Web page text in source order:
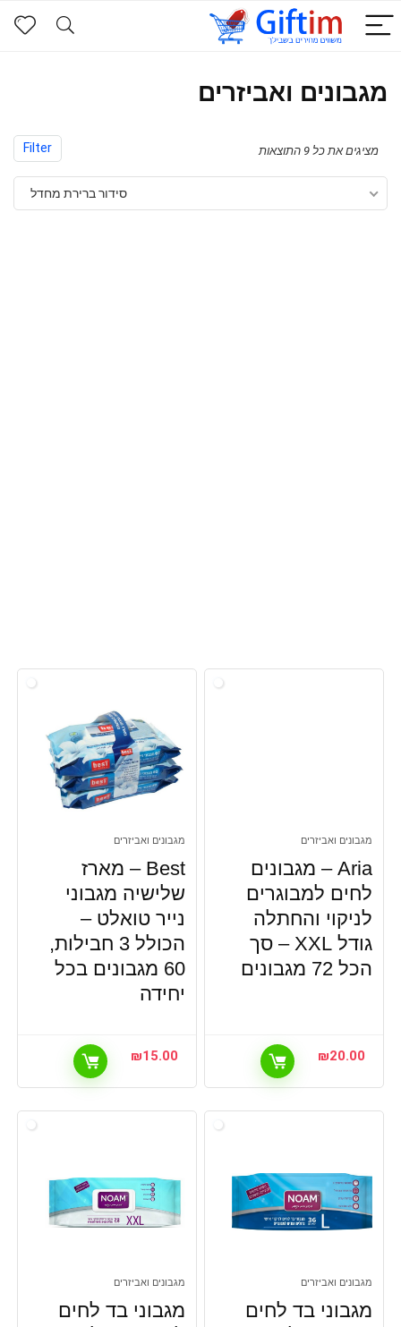
מגבונים ואביזרים
Filter מציגים את כל ⁦9⁩ התוצאות
סידור ברירת מחדל
מגבונים ואביזרים
Aria – מגבונים
לחים למבוגרים
לניקוי והחתלה
גודל XXL – סך
הכל 72 מגבונים
₪20.00
מגבונים ואביזרים
Best – מארז
שלישיה מגבוני
נייר טואלט –
הכולל 3 חבילות,
60 מגבונים בכל
יחידה
₪15.00
מגבונים ואביזרים
מגבוני בד לחים
מגבונים ואביזרים
מגבוני בד לחים